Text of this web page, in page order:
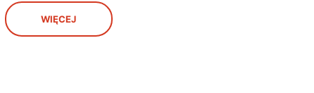
Delikatesy Centrum
Warszawa, ul. Kłobucka 8b
WIĘCEJ